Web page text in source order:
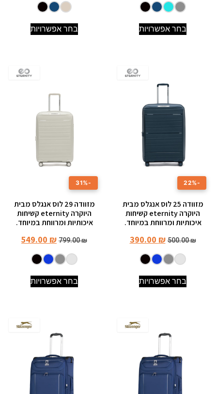
בחר אפשרויות בחר אפשרויות
-22%
מזוודה 25 לוס אנגלס מבית
היוקרה eternity קשיחות
איכותיות ומרווחת במיוחד.
500.00₪
390.00 ₪
בחר אפשרויות
-31%
מזוודה 29 לוס אנגלס מבית
היוקרה eternity קשיחות
איכותיות ומרווחת במיוחד.
799.00₪
549.00 ₪
בחר אפשרויות